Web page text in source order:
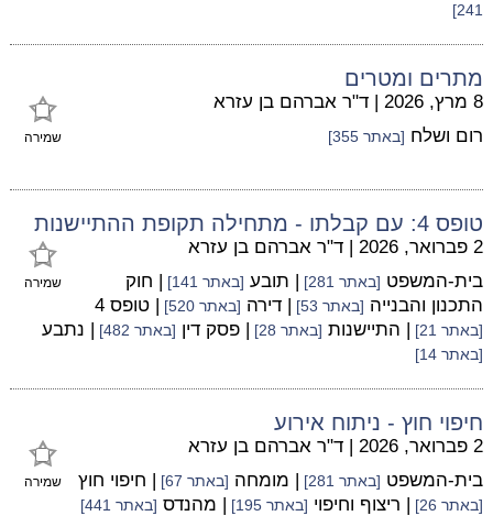
241]
מתרים ומטרים
שמירה
8 מרץ, 2026 | ד"ר אברהם בן עזרא
רום ושלח [באתר 355]
טופס 4: עם קבלתו - מתחילה תקופת ההתיישנות
שמירה
2 פברואר, 2026 | ד"ר אברהם בן עזרא
בית-המשפט [באתר 281] | תובע [באתר 141]
| חוק
התכנון והבנייה [באתר 53] | דירה [באתר 520] | טופס 4
[באתר 21] | התיישנות [באתר 28] | פסק דין [באתר 482] | נתבע
[באתר 14]
חיפוי חוץ - ניתוח אירוע
שמירה
2 פברואר, 2026 | ד"ר אברהם בן עזרא
בית-המשפט [באתר 281] | מומחה [באתר 67] | חיפוי חוץ
[באתר 26] | ריצוף וחיפוי [באתר 195] | מהנדס [באתר 441]